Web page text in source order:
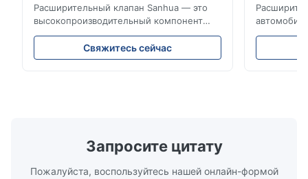
установок транспортных средств
Расширительный клапан Sanhua — это
высокопроизводительный компонент
управления холодильным
оборудованием, предназначенный для
холодильных установок грузовых
охлаждение, энергоэффективность и
надежную работу.
Свяжитесь сейчас
точно
Запросите цитату
Пожалуйста, воспользуйтесь нашей онлайн-формой